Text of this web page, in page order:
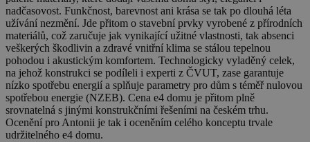
nadčasovost. Funkčnost, barevnost ani krása se tak po dlouhá léta
užívání nezmění. Jde přitom o stavební prvky vyrobené z přírodních
materiálů, což zaručuje jak vynikající užitné vlastnosti, tak absenci
veškerých škodlivin a zdravé vnitřní klima se stálou tepelnou
pohodou i akustickým komfortem. Technologicky vyladěný celek,
na jehož konstrukci se podíleli i experti z ČVUT, zase garantuje
nízko spotřebu energií a splňuje parametry pro dům s téměř nulovou
spotřebou energie (NZEB). Cena e4 domu je přitom plně
srovnatelná s jinými konstrukčními řešeními na českém trhu.
Ocenění pro Antonii je tak i oceněním celého konceptu trvale
udržitelného e4 domu.